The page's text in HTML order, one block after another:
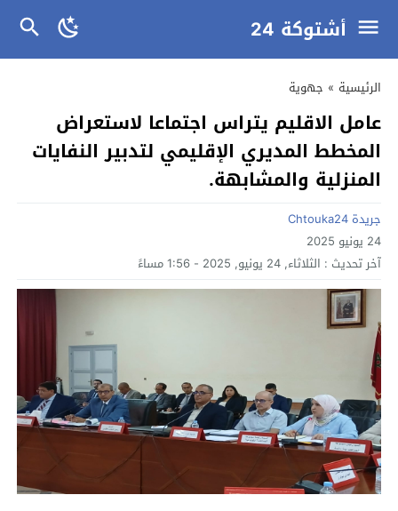
أشتوكة 24
الرئيسية » جهوية
عامل الاقليم يتراس اجتماعا لاستعراض
المخطط المديري الإقليمي لتدبير النفايات
المنزلية والمشابهة.
جريدة Chtouka24
24 يونيو 2025
آخر تحديث : الثلاثاء, 24 يونيو, 2025 - 1:56 مساءً